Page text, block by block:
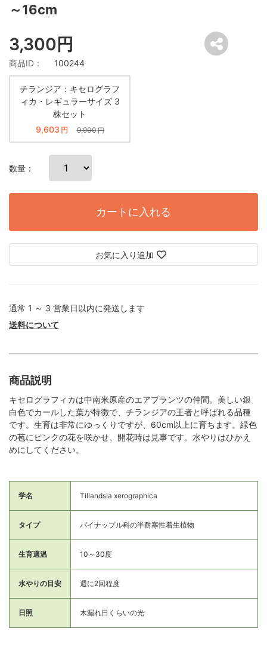
～16cm
3,300円
商品ID： 100244
チランジア：キセログラフ
ィカ・レギュラーサイズ 3
株セット
9,603 円 9,900円
数量：
カートに入れる
お気に入り追加
通常 1 ～ 3 営業日以内に発送します
送料について
商品説明
キセログラフィカは中南米原産のエアプランツの仲間。美しい銀
白色でカールした葉が特徴で、チランジアの王者と呼ばれる品種
です。生育は非常にゆっくりですが、60cm以上に育ちます。緑色
の苞にピンクの花を咲かせ、開花時は見事です。水やりはひかえ
めにしてください。
学名 Tillandsia xerographica
タイプ パイナップル科の半耐寒性着生植物
生育適温 10～30度
水やりの目安 週に2回程度
日照 木漏れ日くらいの光